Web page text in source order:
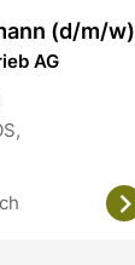
(d/m/w)
AG